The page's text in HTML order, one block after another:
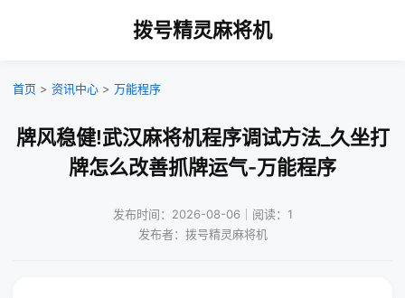
拨号精灵麻将机
首页 > 资讯中心 > 万能程序
牌风稳健!武汉麻将机程序调试方法_久坐打
牌怎么改善抓牌运气-万能程序
发布时间：2026-08-06｜阅读：1
发布者：拨号精灵麻将机